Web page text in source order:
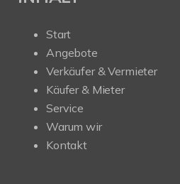
Start
Angebote
Verkäufer & Vermieter
Käufer & Mieter
Service
Warum wir
Kontakt